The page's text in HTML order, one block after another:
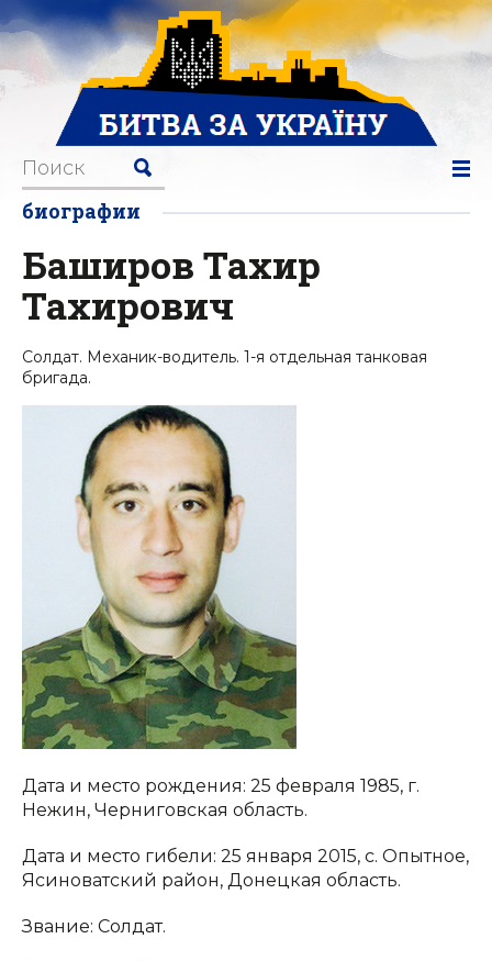
биографии
Баширов Тахир
Тахирович
Солдат. Механик-водитель. 1-я отдельная танковая
бригада.
Дата и место рождения: 25 февраля 1985, г.
Нежин, Черниговская область.
Дата и место гибели: 25 января 2015, с. Опытное,
Ясиноватский район, Донецкая область.
Звание: Солдат.